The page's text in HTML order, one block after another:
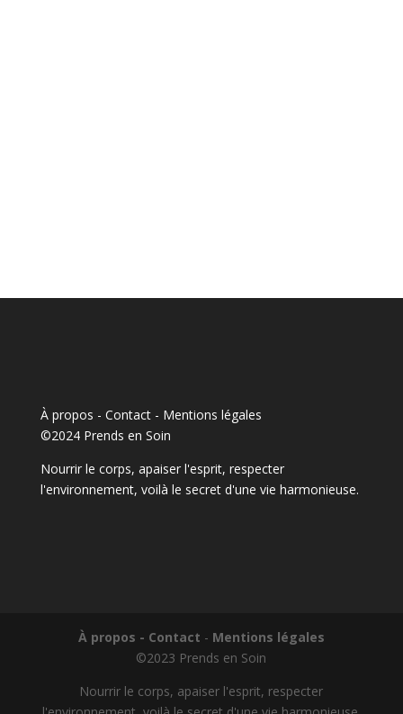
À propos - Contact- Mentions légales
©2024 Prends en Soin
Nourrir le corps, apaiser l'esprit, respecter
l'environnement, voilà le secret d'une vie harmonieuse.
À propos - Contact - Mentions légales
©2023 Prends en Soin
Nourrir le corps, apaiser l'esprit, respecter